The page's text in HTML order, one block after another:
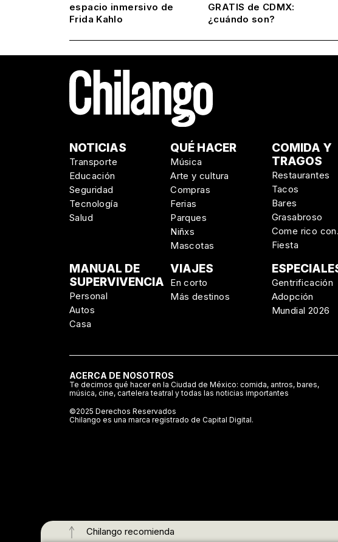
Chilango recomienda
espacio inmersivo de
Frida Kahlo
GRATIS de CDMX:
¿cuándo son?
NOTICIAS
Transporte
Educación
Seguridad
Tecnología
Salud
QUÉ HACER
Música
Arte y cultura
Compras
Ferias
Parques
Niñxs
Mascotas
COMIDA Y
TRAGOS
Restaurantes
Tacos
Bares
Grasabroso
Come rico
Fiesta
MANUAL DE
SUPERVIVENCIA
Personal
Autos
Casa
VIAJES
En corto
Más destinos
Gentrificación
Adopción
Mundial 2026
ACERCA DE NOSOTROS
Te decimos qué hacer en la Ciudad de México: comida, antros, bares,
música, cine, cartelera teatral y todas las noticias importantes
©2025 Derechos Reservados
Chilango es una marca registrado de Capital Digital.